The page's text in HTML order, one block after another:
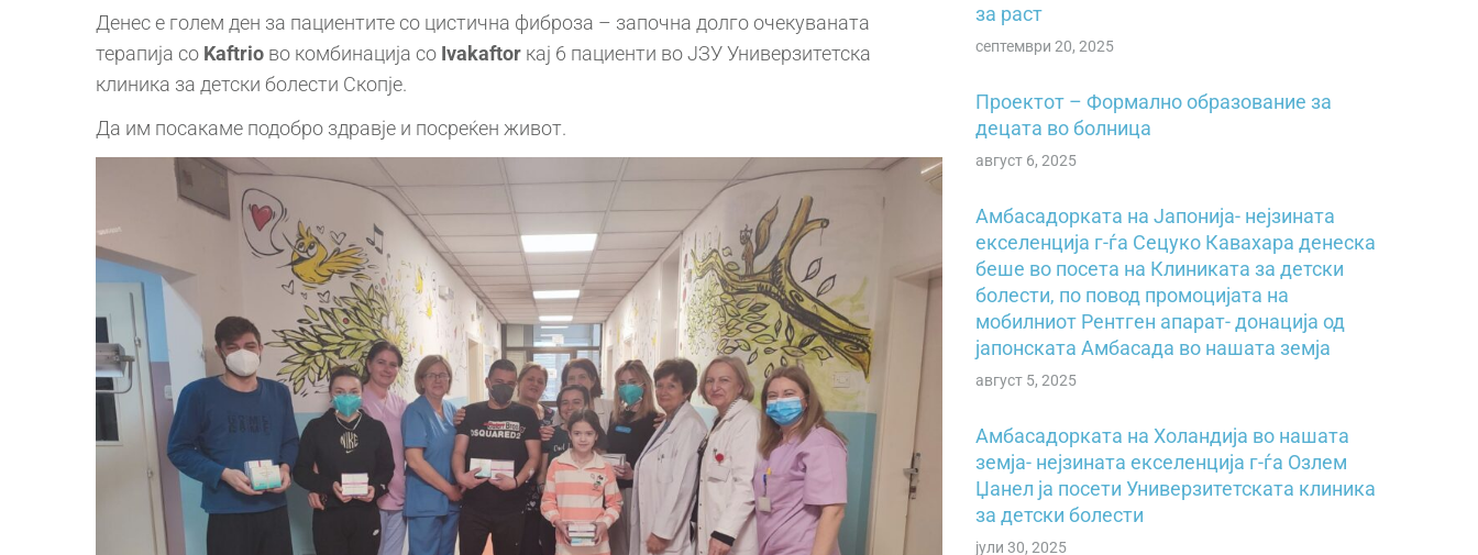
Денес е голем ден за пациентите со цистична фиброза – започна долго очекуваната
терапија со Kaftrio во комбинација со Ivakaftor кај 6 пациенти во ЈЗУ Универзитетска
клиника за детски болести Скопје.
Да им посакаме подобро здравје и посреќен живот.
зa pacт
септември 20, 2025
Проектот – Формално образование за
децата во болница
август 6, 2025
Амбасадорката на Јапонија- нејзината
екселенција г-ѓа Сецуко Кавахара денеска
беше во посета на Клиниката за детски
болести, по повод промоцијата на
мобилниот Рентген апарат- донација од
јапонската Амбасада во нашата земја
август 5, 2025
Амбасадорката на Холандија во нашата
земја- нејзината екселенција г-ѓа Озлем
Џанел ја посети Универзитетската клиника
за детски болести
јули 30, 2025